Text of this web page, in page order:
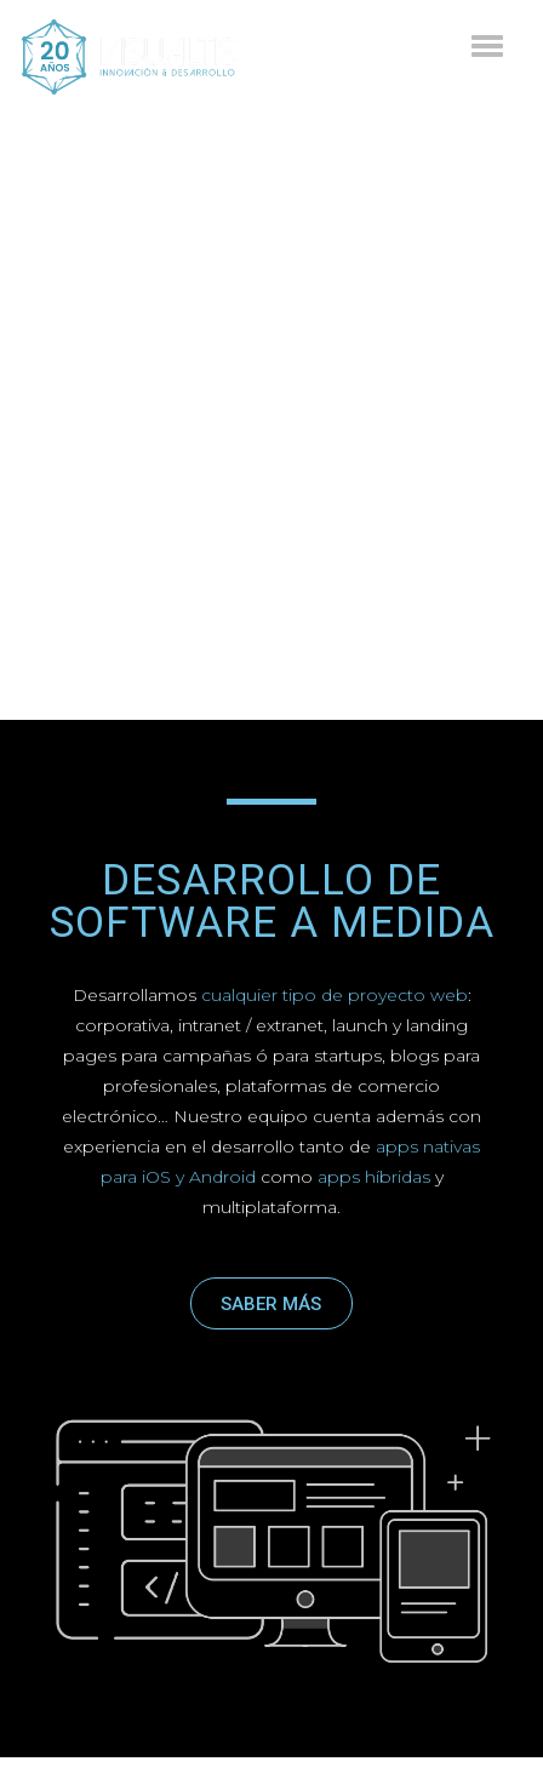
DESARROLLO DE
SOFTWARE A MEDIDA
Desarrollamoscualquier tipo de proyecto web:
corporativa, intranet / extranet, launch y landing
pages para campañas ó para startups, blogs para
profesionales, plataformas de comercio
electrónico… Nuestro equipo cuenta además con
experiencia en el desarrollo tanto de apps nativas
para iOS y Android como apps híbridasy
multiplataforma.
SABER MÁS